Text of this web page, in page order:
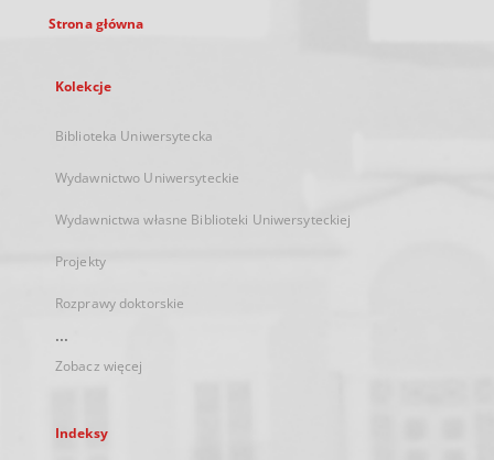
Strona główna
Kolekcje
Biblioteka Uniwersytecka
Wydawnictwo Uniwersyteckie
Wydawnictwa własne Biblioteki Uniwersyteckiej
Projekty
Rozprawy doktorskie
...
Zobacz więcej
Indeksy